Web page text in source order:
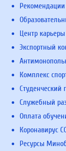
Центр карьеры
Экспортный
Комплекс
Студенческий
Служебный
Оплата
Коронавирус
Ресурсы